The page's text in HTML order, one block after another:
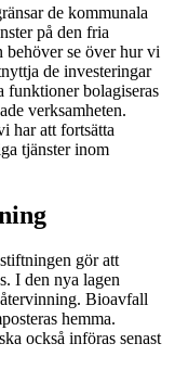
de kommunala
på den fria
behöver se över hur vi
de investeringar
funktioner bolagiseras
verksamheten.
har att fortsätta
tjänster inom
gör att
I den nya lagen
Bioavfall
hemma.
också införas senast